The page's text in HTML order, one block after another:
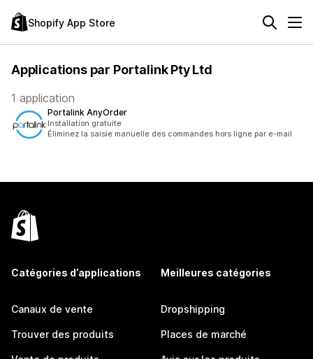
Shopify App Store
Applications par Portalink Pty Ltd
1 application
Portalink AnyOrder
Installation gratuite
Éliminez la saisie manuelle des commandes hors ligne par e-mail
Catégories d’applications
Canaux de vente
Trouver des produits
Meilleures catégories
Dropshipping
Places de marché